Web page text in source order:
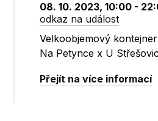
08. 10. 2023, 10:00 -
odkaz na událost
Velkoobjemový
Na Petynce x U
Přejít na více informací